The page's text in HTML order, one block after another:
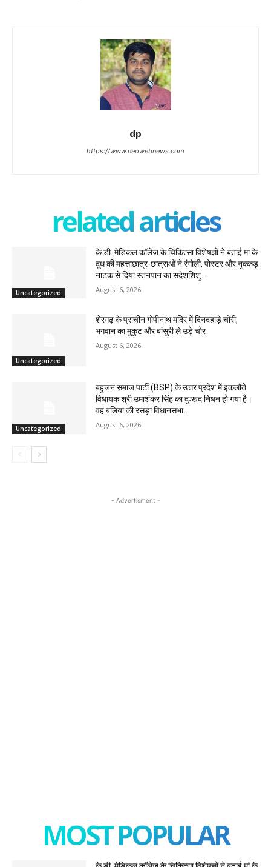
dp
https://www.neowebnews.com
related articles
Uncategorized
के.डी. मेडिकल कॉलेज के चिकित्सा विशेषज्ञों ने बताई मां के
दूध की महत्ताछात्र-छात्राओं ने रंगोली, पोस्टर और नुक्कड़
नाटक से दिया स्तनपान का संदेशशिशु...
August 6, 2026
Uncategorized
शेरगढ़ के प्राचीन गोपीनाथ मंदिर में दिनदहाड़े चोरी,
भगवान का मुकुट और बांसुरी ले उड़े चोर
August 6, 2026
Uncategorized
बहुजन समाज पार्टी (BSP) के उत्तर प्रदेश में इकलौते
विधायक श्री उमाशंकर सिंह का दुःखद निधन हो गया है।
वह बलिया की रसड़ा विधानसभा...
August 6, 2026
- Advertisment -
MOST POPULAR